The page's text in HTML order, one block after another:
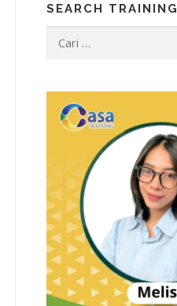
SEARCH TRAINING
untuk: